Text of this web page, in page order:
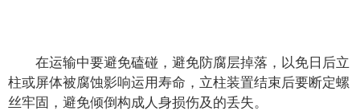
在运输中要避免磕碰，避免防腐层掉落，以免日后立
柱或屏体被腐蚀影响运用寿命，立柱装置结束后要断定螺
丝牢固，避免倾倒构成人身损伤及的丢失。